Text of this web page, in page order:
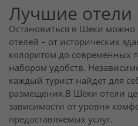
Лучшие
Остановиться в Шеки можно
отелей – от исторических
колоритом до современных
набором удобств.
каждый турист найдет для
размещения.В Шеки отели
зависимости от уровня
предоставляемых услуг.